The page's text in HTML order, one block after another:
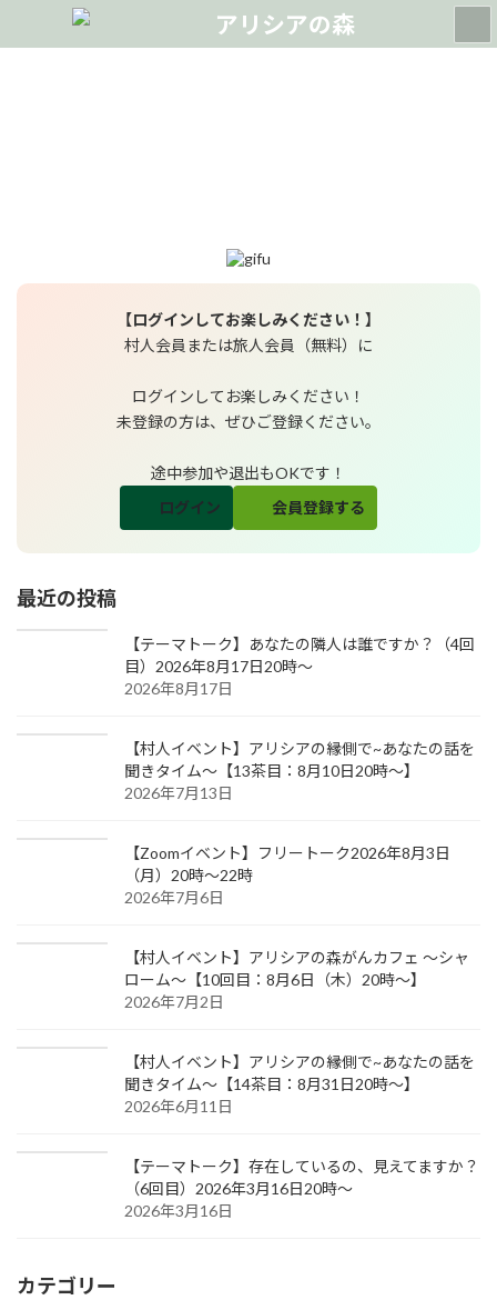
【ログインしてお楽しみください！】
村人会員または旅人会員（無料）に
ログインしてお楽しみください！
未登録の方は、ぜひご登録ください。
途中参加や退出もOKです！
ログイン
会員登録する
最近の投稿
【テーマトーク】あなたの隣人は誰ですか？（4回
目）2026年8月17日20時～
2026年8月17日
【村人イベント】アリシアの縁側で~あなたの話を
聞きタイム～【13茶目：8月10日20時～】
2026年7月13日
【Zoomイベント】フリートーク2026年8月3日
（月）20時～22時
2026年7月6日
【村人イベント】アリシアの森がんカフェ ～シャ
ローム～【10回目：8月6日（木）20時～】
2026年7月2日
【村人イベント】アリシアの縁側で~あなたの話を
聞きタイム～【14茶目：8月31日20時～】
2026年6月11日
【テーマトーク】存在しているの、見えてますか？
（6回目）2026年3月16日20時～
2026年3月16日
カテゴリー